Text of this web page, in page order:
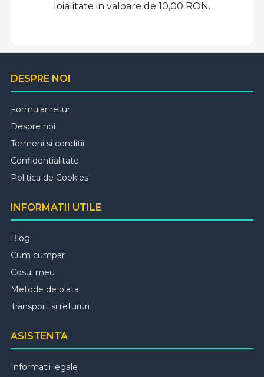
loialitate in valoare de 10,00 RON.
DESPRE NOI
Formular retur
Despre noi
Termeni si conditii
Confidentialitate
Politica de Cookies
INFORMATII UTILE
Blog
Cum cumpar
Cosul meu
Metode de plata
Transport si retururi
ASISTENTA
Informatii legale